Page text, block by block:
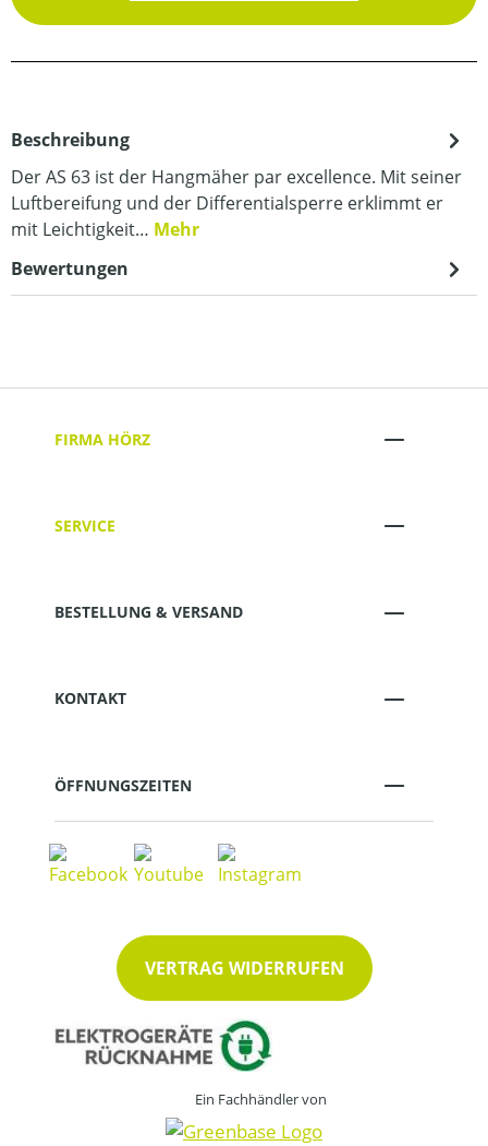
Beschreibung
Der AS 63 ist der Hangmäher par excellence. Mit seiner
Luftbereifung und der Differentialsperre erklimmt er
mit Leichtigkeit… Mehr
Bewertungen
FIRMA HÖRZ
SERVICE
BESTELLUNG & VERSAND
KONTAKT
ÖFFNUNGSZEITEN
VERTRAG WIDERRUFEN
Ein Fachhändler von